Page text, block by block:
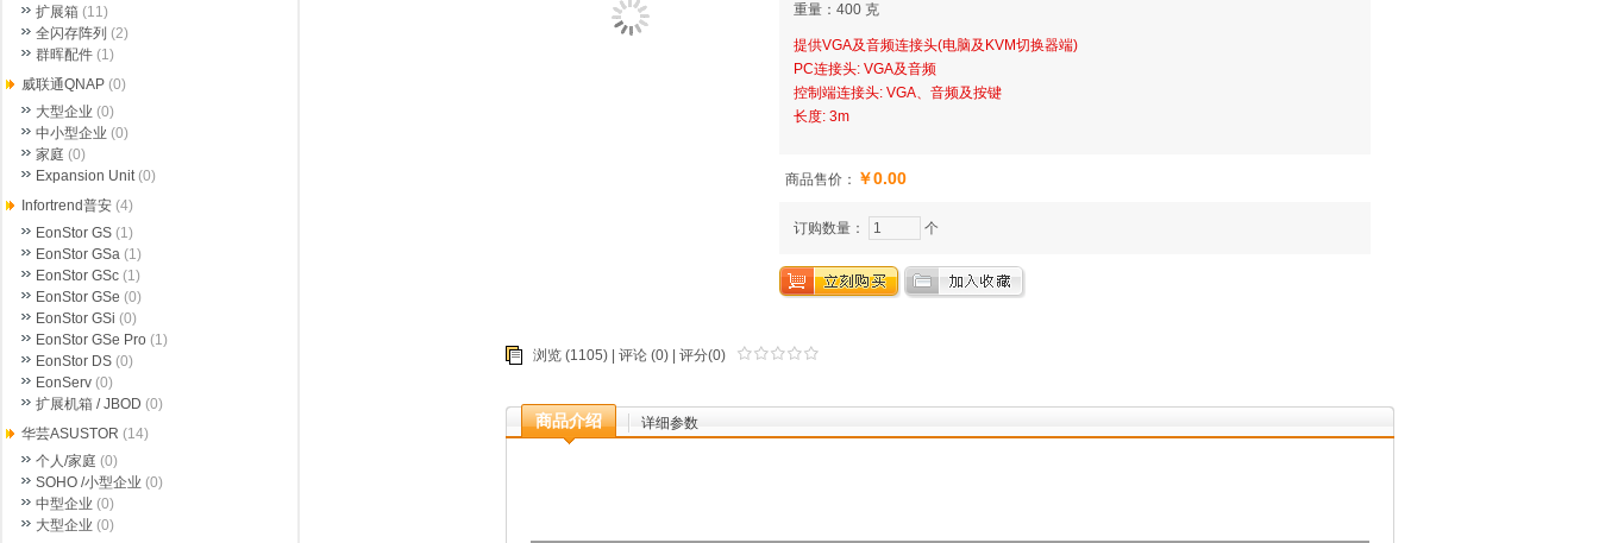
重量：400 克
提供VGA及音频连接头(电脑及KVM切换器端)
PC连接头: VGA及音频
控制端连接头: VGA、音频及按键
长度: 3m
商品售价： ￥0.00
订购数量： 个
浏览 (1105) | 评论 (0) | 评分(0)
商品介绍 详细参数
扩展箱 (11)
全闪存阵列 (2)
群晖配件 (1)
威联通QNAP (0)
大型企业 (0)
中小型企业 (0)
家庭 (0)
Expansion Unit(0)
Infortrend普安 (4)
EonStor GS (1)
EonStor GSa (1)
EonStor GSc (1)
EonStor GSe (0)
EonStor GSi (0)
EonStor GSe Pro (1)
EonStor DS (0)
EonServ (0)
扩展机箱 / JBOD (0)
华芸ASUSTOR (14)
个人/家庭 (0)
SOHO /小型企业 (0)
中型企业 (0)
大型企业 (0)